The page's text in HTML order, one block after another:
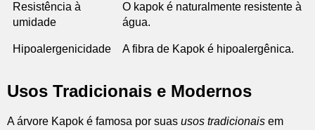
Resistência à
umidade
O kapok é naturalmente resistente à
água.
Hipoalergenicidade A fibra de Kapok é hipoalergênica.
Usos Tradicionais e Modernos
A árvore Kapok é famosa por suas usos tradicionais em